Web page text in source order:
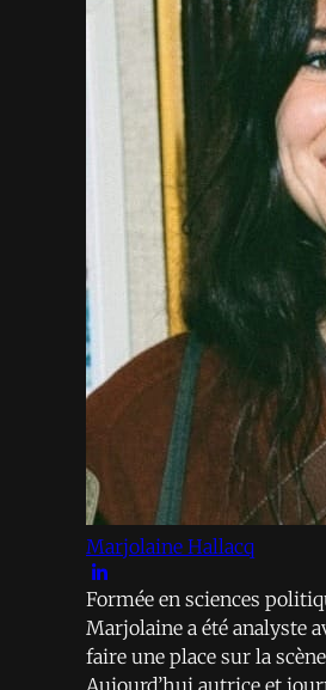
Marjolaine Hallacq
Formée en sciences
Marjolaine a été analyste
faire une place sur la
Aujourd’hui autrice et